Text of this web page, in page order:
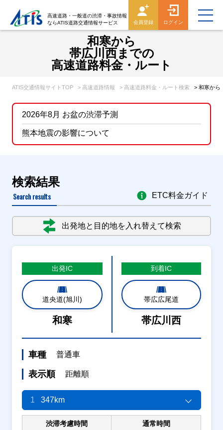
高速道路・一般道の渋滞・事故情報
ならATIS道路交通情報サービス
会員登録 ログイン
和寒から
帯広川西までの
高速道路料金・ルート
ATIS交通情報サイトTOP > 高速道路情報 > 高速道路料金・ルート検索 > 和寒から
2026年8月 お盆の渋滞予測
熊本地震の影響について
検索結果
Search results
出発地と目的地を入れ替えて検索
ETC料金ガイド
出発IC
道央道(旭川)
和寒
到着IC
帯広広尾道
帯広川西
車種 普通車
表示順 距離順
1 347km
渋滞考慮時間 通常時間